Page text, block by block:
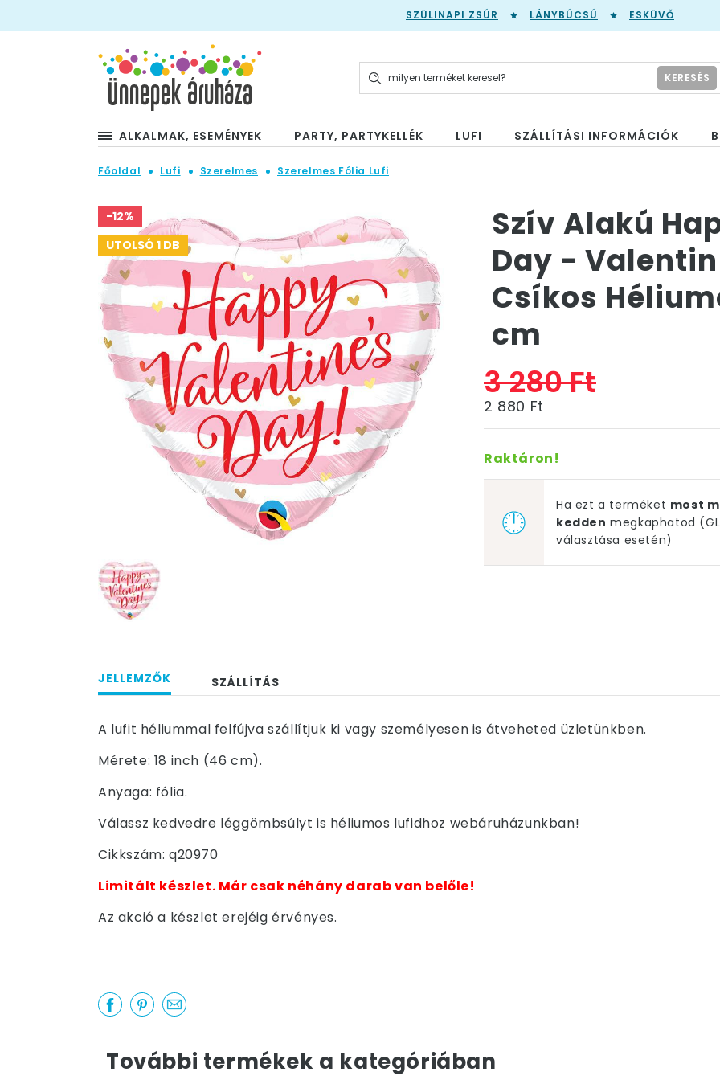
SZÜLINAPI ZSÚR LÁNYBÚCSÚ ESKÜVŐ
KERESÉS
ALKALMAK, ESEMÉNYEK PARTY, PARTYKELLÉK LUFI SZÁLLÍTÁSI INFORMÁCIÓK
Főoldal Lufi Szerelmes Szerelmes Fólia Lufi
-12%
UTOLSÓ 1 DB
Szív Alakú
Day -
Csíkos
cm
3 280 Ft
2 880 Ft
Raktáron!
Ha ezt a terméket most
kedden megkaphatod
választása esetén)
JELLEMZŐK SZÁLLÍTÁS
A lufit héliummal felfújva szállítjuk ki vagy személyesen is átveheted üzletünkben.
Mérete: 18 inch (46 cm).
Anyaga: fólia.
Válassz kedvedre léggömbsúlyt is héliumos lufidhoz webáruházunkban!
Cikkszám: q20970
Limitált készlet. Már csak néhány darab van belőle!
Az akció a készlet erejéig érvényes.
További termékek a kategóriában